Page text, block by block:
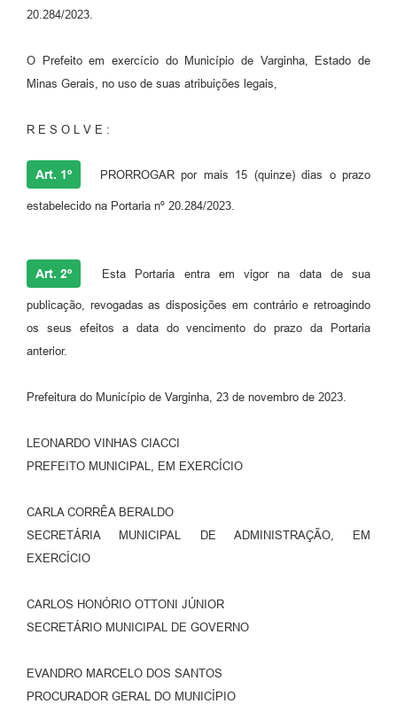
20.284/2023.
O Prefeito em exercício do Município de Varginha, Estado de
Minas Gerais, no uso de suas atribuições legais,
R E S O L V E :
Art. 1º PRORROGAR por mais 15 (quinze) dias o prazo
estabelecido na Portaria nº 20.284/2023.
Art. 2º Esta Portaria entra em vigor na data de sua
publicação, revogadas as disposições em contrário e retroagindo
os seus efeitos a data do vencimento do prazo da Portaria
anterior.
Prefeitura do Município de Varginha, 23 de novembro de 2023.
LEONARDO VINHAS CIACCI
PREFEITO MUNICIPAL, EM EXERCÍCIO
CARLA CORRÊA BERALDO
SECRETÁRIA MUNICIPAL DE ADMINISTRAÇÃO, EM
EXERCÍCIO
CARLOS HONÓRIO OTTONI JÚNIOR
SECRETÁRIO MUNICIPAL DE GOVERNO
EVANDRO MARCELO DOS SANTOS
PROCURADOR GERAL DO MUNICÍPIO